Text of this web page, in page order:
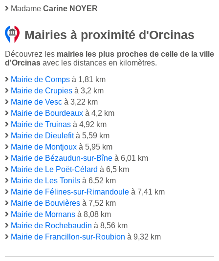
Madame Carine NOYER
Mairies à proximité d'Orcinas
Découvrez les mairies les plus proches de celle de la ville
d'Orcinas avec les distances en kilomètres.
Mairie de Comps à 1,81 km
Mairie de Crupies à 3,2 km
Mairie de Vesc à 3,22 km
Mairie de Bourdeaux à 4,2 km
Mairie de Truinas à 4,92 km
Mairie de Dieulefità 5,59 km
Mairie de Montjoux à 5,95 km
Mairie de Bézaudun-sur-Bîne à 6,01 km
Mairie de Le Poët-Célard à 6,5 km
Mairie de Les Tonils à 6,52 km
Mairie de Félines-sur-Rimandoule à 7,41 km
Mairie de Bouvières à 7,52 km
Mairie de Mornans à 8,08 km
Mairie de Rochebaudin à 8,56 km
Mairie de Francillon-sur-Roubion à 9,32 km